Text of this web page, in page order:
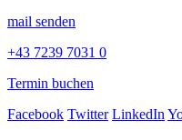
mail senden
+43 7239 7031 0
Termin buchen
Facebook Twitter LinkedIn